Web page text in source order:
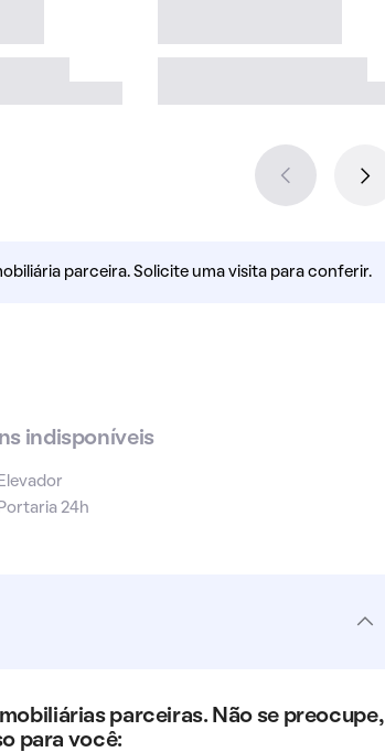
parceira. Solicite uma visita para conferir.
indisponíveis
Elevador
Portaria 24h
parceiras. Não se preocupe,
para você: